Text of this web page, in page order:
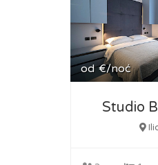
od €/noć
Studio